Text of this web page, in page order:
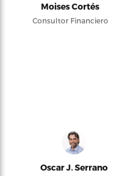
Moises Cortés
Consultor Financiero
Oscar J. Serrano